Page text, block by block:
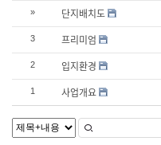
» 단지배치도
3 프리미엄
2 입지환경
1 사업개요